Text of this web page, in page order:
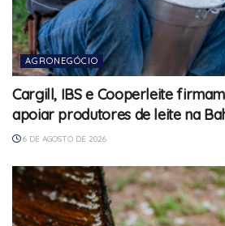
AGRONEGÓCIO
Cargill, IBS e Cooperleite
apoiar produtores de leite na
6 DE AGOSTO DE 2026